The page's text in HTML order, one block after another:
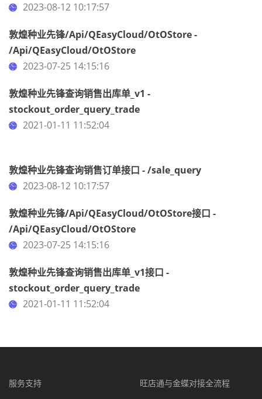
2023-08-12 10:17:57
敦煌种业先锋/Api/QEasyCloud/OtOStore -
/Api/QEasyCloud/OtOStore
2023-07-25 14:15:16
敦煌种业先锋查询销售出库单_v1 -
stockout_order_query_trade
2021-01-11 11:52:04
敦煌种业先锋查询销售订单接口 - /sale_query
2023-08-12 10:17:57
敦煌种业先锋/Api/QEasyCloud/OtOStore接口 -
/Api/QEasyCloud/OtOStore
2023-07-25 14:15:16
敦煌种业先锋查询销售出库单_v1接口 -
stockout_order_query_trade
2021-01-11 11:52:04
服务支持
旺店通与金蝶对接全流程